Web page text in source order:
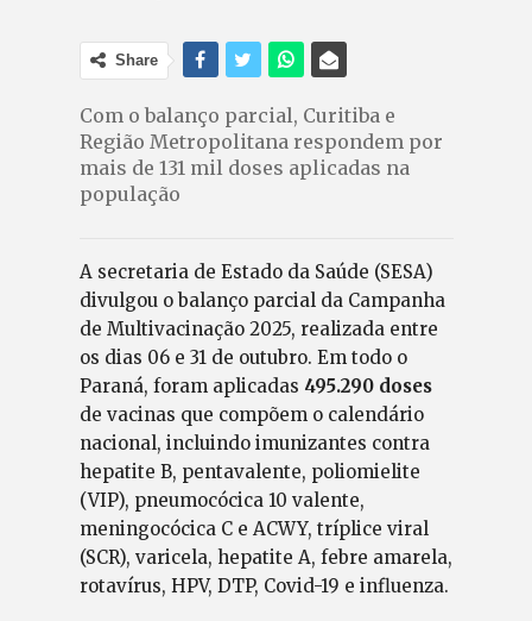
Share
Com o balanço parcial, Curitiba e
Região Metropolitana respondem por
mais de 131 mil doses aplicadas na
população
A secretaria de Estado da Saúde (SESA)
divulgou o balanço parcial da Campanha
de Multivacinação 2025, realizada entre
os dias 06 e 31 de outubro. Em todo o
Paraná, foram aplicadas 495.290 doses
de vacinas que compõem o calendário
nacional, incluindo imunizantes contra
hepatite B, pentavalente, poliomielite
(VIP), pneumocócica 10 valente,
meningocócica C e ACWY, tríplice viral
(SCR), varicela, hepatite A, febre amarela,
rotavírus, HPV, DTP, Covid-19 e influenza.